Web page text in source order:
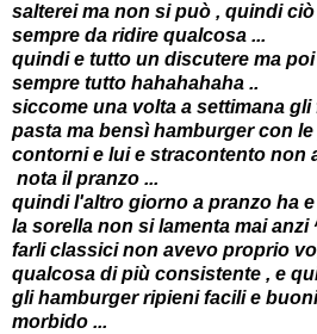
salterei ma non si può , quindi
sempre da ridire qualcosa ...
quindi e tutto un discutere ma
sempre tutto hahahahaha ..
siccome una volta a settimana
pasta ma bensì hamburger con
contorni e lui e stracontento non
nota il pranzo ...
quindi l'altro giorno a pranzo ha
la sorella non si lamenta mai
farli classici non avevo proprio
qualcosa di più consistente , e
gli hamburger ripieni facili e
morbido ...